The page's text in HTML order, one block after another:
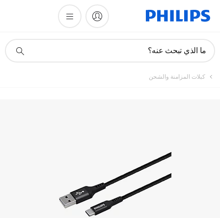
دعم
ما الذي تبحث عنه؟
كبلات المزامنة والشحن